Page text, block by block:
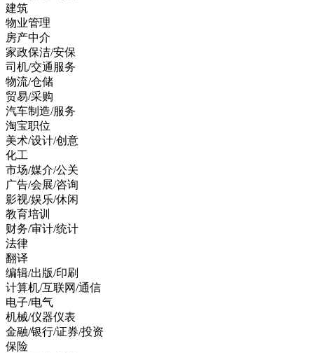
建筑
物业管理
房产中介
家政保洁/安保
司机/交通服务
物流/仓储
贸易/采购
汽车制造/服务
淘宝职位
美术/设计/创意
化工
市场/媒介/公关
广告/会展/咨询
影视/娱乐/休闲
教育培训
财务/审计/统计
法律
翻译
编辑/出版/印刷
计算机/互联网/通信
电子/电气
机械/仪器仪表
金融/银行/证券/投资
保险